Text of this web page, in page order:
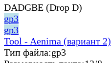
DADGBE (Drop D)
gp3
gp3
Tool - Aenima (вариант 2)
Тип файла:gp3